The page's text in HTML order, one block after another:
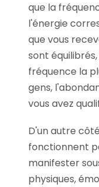
que la
l'énergie
que vous
sont
fréquence la
gens,
vous avez
D'un autre
fonctionnent
manifester
physiques,